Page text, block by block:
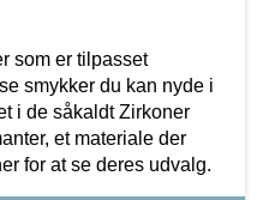
som er tilpasset
smykker du kan nyde i
i de såkaldt Zirkoner
et materiale der
for at se deres udvalg.